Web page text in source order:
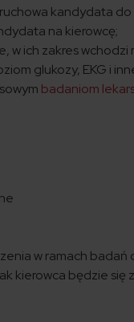
kandydata do
na kierowcę;
w ich zakres
glukozy, EKG i
badaniom
w ramach badań
kierowca będzie się